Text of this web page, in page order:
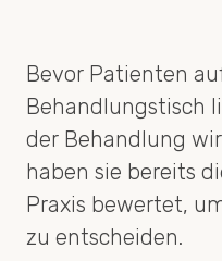
Bevor Patienten
Behandlungstisch
der Behandlung
haben sie bereits
Praxis bewertet,
zu entscheiden.